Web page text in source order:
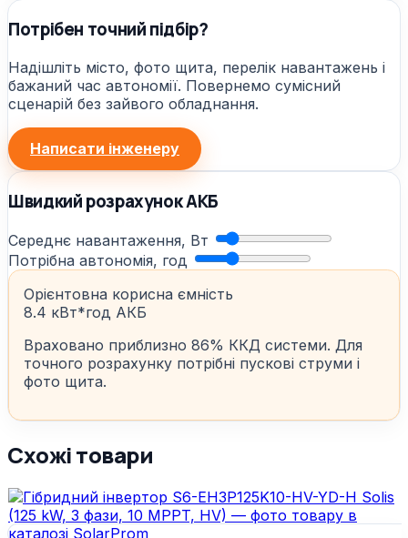
Потрібен точний підбір?
Надішліть місто, фото щита, перелік навантажень і
бажаний час автономії. Повернемо сумісний
сценарій без зайвого обладнання.
Написати інженеру
Швидкий розрахунок АКБ
Середнє навантаження, Вт
Потрібна автономія, год
Орієнтовна корисна ємність
8.4 кВт*год АКБ
Враховано приблизно 86% ККД системи. Для
точного розрахунку потрібні пускові струми і
фото щита.
Схожі товари